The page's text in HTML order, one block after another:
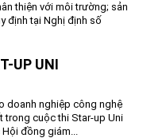
thiện với môi trường; sản
định tại Nghị định số
UP UNI
doanh nghiệp công nghệ
trong cuộc thi Star-up Uni
Hội đồng giám...